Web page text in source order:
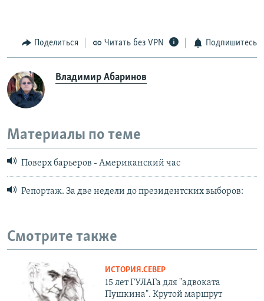
Поделиться Читать без VPN Подпишитесь
Владимир Абаринов
Материалы по теме
Поверх барьеров - Американский час
Репортаж. За две недели до президентских выборов:
Смотрите также
ИСТОРИЯ.СЕВЕР
15 лет ГУЛАГа для "адвоката
Пушкина". Крутой маршрут